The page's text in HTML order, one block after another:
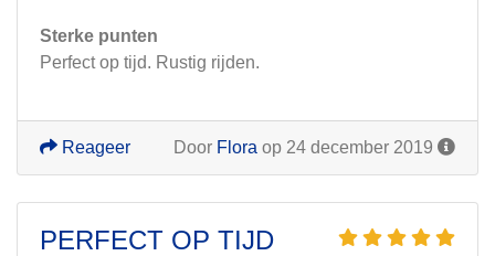
Sterke punten
Perfect op tijd. Rustig rijden.
Door Flora op 24 december 2019
Reageer
PERFECT OP TIJD